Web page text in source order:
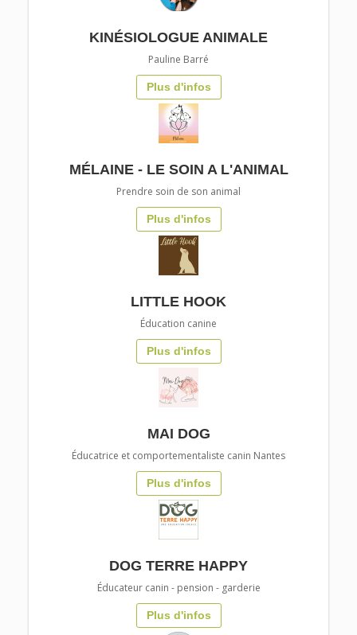
KINÉSIOLOGUE ANIMALE
Pauline Barré
Plus d'infos
MÉLAINE - LE SOIN A L'ANIMAL
Prendre soin de son animal
Plus d'infos
LITTLE HOOK
Éducation canine
Plus d'infos
MAI DOG
Éducatrice et comportementaliste canin Nantes
Plus d'infos
DOG TERRE HAPPY
Éducateur canin - pension - garderie
Plus d'infos